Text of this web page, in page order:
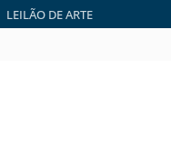
LEILÃO DE ARTE